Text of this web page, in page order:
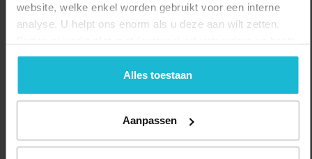
website, welke enkel worden gebruikt voor een interne
analyse. U helpt ons enorm als u deze aan wilt zetten.
geen commerciële doelstelling. U kunt deze cookies via
de knoppen accepteren, beheren of weigeren.
Alles toestaan
Aanpassen
Van: